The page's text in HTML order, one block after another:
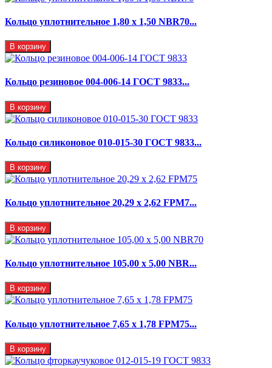
Кольцо уплотнительное 1,80 х 1,50 NBR70...
В корзину
Кольцо резиновое 004-006-14 ГОСТ 9833...
В корзину
Кольцо силиконовое 010-015-30 ГОСТ 9833...
В корзину
Кольцо уплотнительное 20,29 x 2,62 FPM7...
В корзину
Кольцо уплотнительное 105,00 х 5,00 NBR...
В корзину
Кольцо уплотнительное 7,65 x 1,78 FPM75...
В корзину